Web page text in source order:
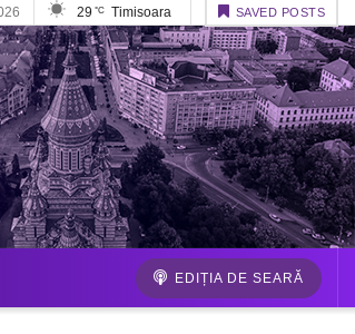
29 °C Timisoara SAVED POSTS
EDIȚIA DE SEARĂ